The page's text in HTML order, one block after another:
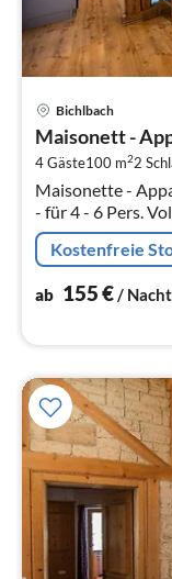
Bichlbach
Maisonett -
4 Gäste100 m22
Maisonette -
- für 4 - 6 Pers.
Schlafzimmer,
Badezimmer mit
Kostenfreie
ab 155€ / Nacht